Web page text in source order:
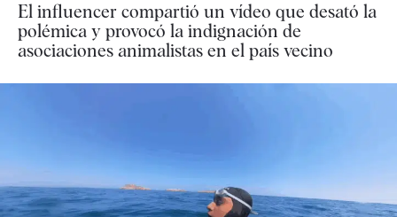
El influencer compartió un vídeo que desató la
polémica y provocó la indignación de
asociaciones animalistas en el país vecino